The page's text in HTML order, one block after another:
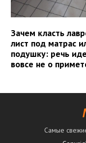
Зачем класть
лист под матрас
подушку: речь
вовсе не о
Самые